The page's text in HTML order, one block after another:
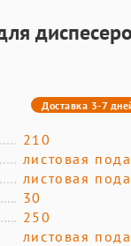
Доставка 3-7
210
листовая
листовая
30
250
листовая